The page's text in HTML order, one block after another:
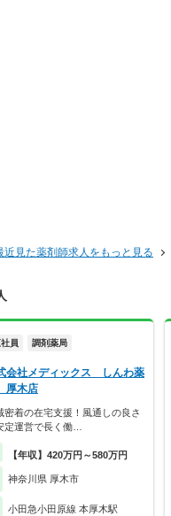
近見た薬剤師求人をもっと見る
員 調剤薬局
会社メディックス しんわ薬
木店
密着の在宅支援！風通しの良さ
定運営で長く働…
【年収】420万円～580万円
神奈川県 厚木市
小田急小田原線 本厚木駅